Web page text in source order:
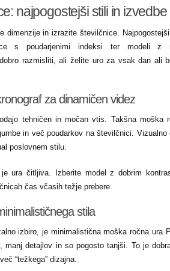
najpogostejši stili in izvedbe
dimenzije in izrazite številčnice.
s poudarjenimi indeksi ter modeli z
razmisliti, ali želite uro za vsak dan ali
za dinamičen videz
tehničen in močan vtis. Takšna moška
in več poudarkov na številčnici. Vizualno
poslovnem stilu.
ura čitljiva. Izberite model z dobrim
čas včasih težje prebere.
stila
izbiro, je minimalistična moška ročna ura
manj detajlov in so pogosto tanjši. To je
“težkega” dizajna.